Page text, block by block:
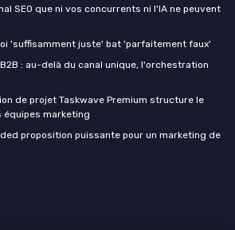
SEO que ni vos concurrents ni l'IA ne peuvent
'suffisamment juste' bat 'parfaitement faux'
: au-delà du canal unique, l'orchestration
de projet Taskwave Premium structure le
marketing
proposition puissante pour un marketing de